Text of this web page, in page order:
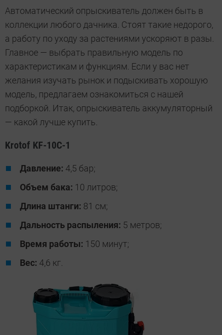
Автоматический опрыскиватель должен быть в
коллекции любого дачника. Стоят такие недорого,
а работу по уходу за растениями ускоряют в разы.
Главное — выбрать правильную модель по
характеристикам и функциям. Если у вас нет
желания изучать рынок и подыскивать хорошую
модель, предлагаем ознакомиться с нашей
подборкой. Итак, опрыскиватель аккумуляторный
— какой лучше купить.
Krotof KF-10C-1
Давление: 4,5 бар;
Объем бака: 10 литров;
Длина штанги: 81 см;
Дальность распыления: 5 метров;
Время работы: 150 минут;
Вес: 4,6 кг.